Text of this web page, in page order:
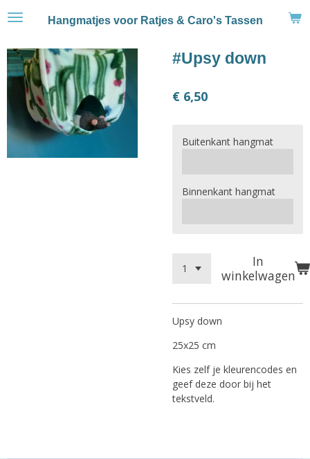
Ga
de
hoofdinhoud
Hangmatjes voor Ratjes & Caro's Tassen
#Upsy down
€ 6,50
Buitenkant hangmat
Binnenkant hangmat
In
winkelwagen
Upsy down
25x25 cm
Kies zelf je kleurencodes en
geef deze door bij het
tekstveld.